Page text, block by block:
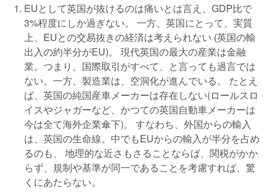
EUとして英国が抜けるのは痛いとは言え、GDP比で
3%程度にしか過ぎない。 一方、英国にとって、実質
上、EUとの交易抜きの経済は考えられない (英国の輸
出入の約半分がEU)。 現代英国の最大の産業は金融
業。つまり、国際取引がすべて、と言っても過言では
ない。一方、製造業は、空洞化が進んでいる。 たとえ
ば、英国の純国産車メーカーは存在しない(ロールスロ
イスやジャガーなど、かつての英国自動車メーカーは
今は全て海外企業傘下)。 すなわち、外国からの輸入
は、英国の生命線。中でもEUからの輸入が半分を占め
るのも、 地理的な近さもさることならば、関税がかか
らず、規制や基準が同一であることを考慮すれば、驚
くにあたらない。